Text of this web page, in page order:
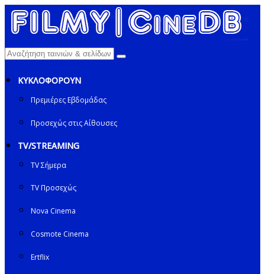
ΚΥΚΛΟΦΟΡΟΥΝ
Πρεμιέρες Εβδομάδας
Προσεχώς στις Αίθουσες
TV/STREAMING
TV Σήμερα
TV Προσεχώς
Nova Cinema
Cosmote Cinema
Ertflix